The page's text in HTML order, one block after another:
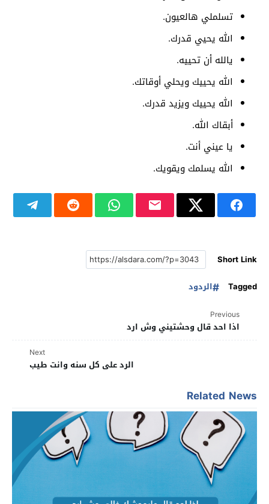
تسلملي هالعيون.
الله يحيي قدرك.
يالله أن تحييه.
الله يحييك ويحلي أوقاتك.
الله يحييك ويزيد قدرك.
أبقاك الله.
يا عيني أنت.
الله يسلمك ويقويك.
Short Link
Tagged
الردود
Previous
اذا احد قال وحشتيني وش ارد
Next
الرد على كل سنه وانت طيب
Related News